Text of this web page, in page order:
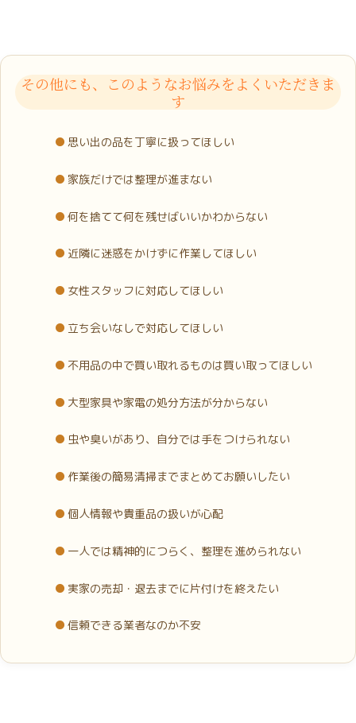
その他にも、このようなお悩みをよくいただきま
す
思い出の品を丁寧に扱ってほしい
家族だけでは整理が進まない
何を捨てて何を残せばいいかわからない
近隣に迷惑をかけずに作業してほしい
女性スタッフに対応してほしい
立ち会いなしで対応してほしい
不用品の中で買い取れるものは買い取ってほしい
大型家具や家電の処分方法が分からない
虫や臭いがあり、自分では手をつけられない
作業後の簡易清掃までまとめてお願いしたい
個人情報や貴重品の扱いが心配
一人では精神的につらく、整理を進められない
実家の売却・退去までに片付けを終えたい
信頼できる業者なのか不安